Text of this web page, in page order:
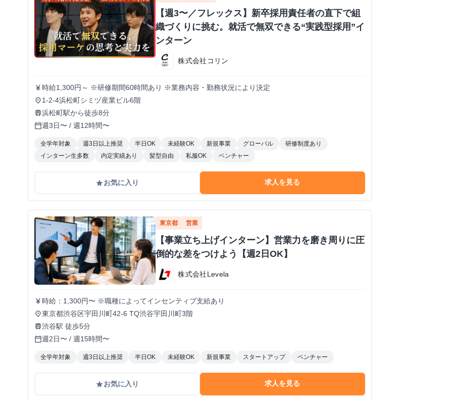
【週3〜／フレックス】新卒採用責任者の直下で組
織づくりに挑む。就活で無双できる“実践型採用”イ
ンターン
株式会社コリン
currency_yen時給1,300円～ ※研修期間60時間あり ※業務内容・勤務状況により決定
place 1-2-4浜松町シミヅ産業ビル6階
train浜松町駅から徒歩8分
calendar_today週3日〜 / 週12時間〜
全学年対象 週3日以上推奨 半日OK 未経験OK 新規事業 グローバル
研修制度あり
インターン生多数
内定実績あり 髪型自由 私服OK ベンチャー
gradeお気に入り 求人を見る
東京都 営業
【事業立ち上げインターン】営業力を磨き周りに圧
倒的な差をつけよう【週2日OK】
株式会社Levela
currency_yen時給：1,300円〜 ※職種によってインセンティブ支給あり
place東京都渋谷区宇田川町42-6 TQ渋谷宇田川町3階
train渋谷駅 徒歩5分
calendar_today週2日〜 / 週15時間〜
全学年対象 週3日以上推奨 半日OK 未経験OK 新規事業 スタートアップ ベンチャー
gradeお気に入り 求人を見る